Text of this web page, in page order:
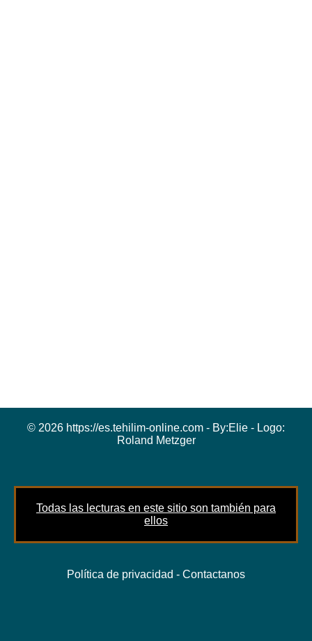
© 2026 https://es.tehilim-online.com - By:Elie - Logo:
Roland Metzger
Todas las lecturas en este sitio son también para
ellos
Política de privacidad - Contactanos